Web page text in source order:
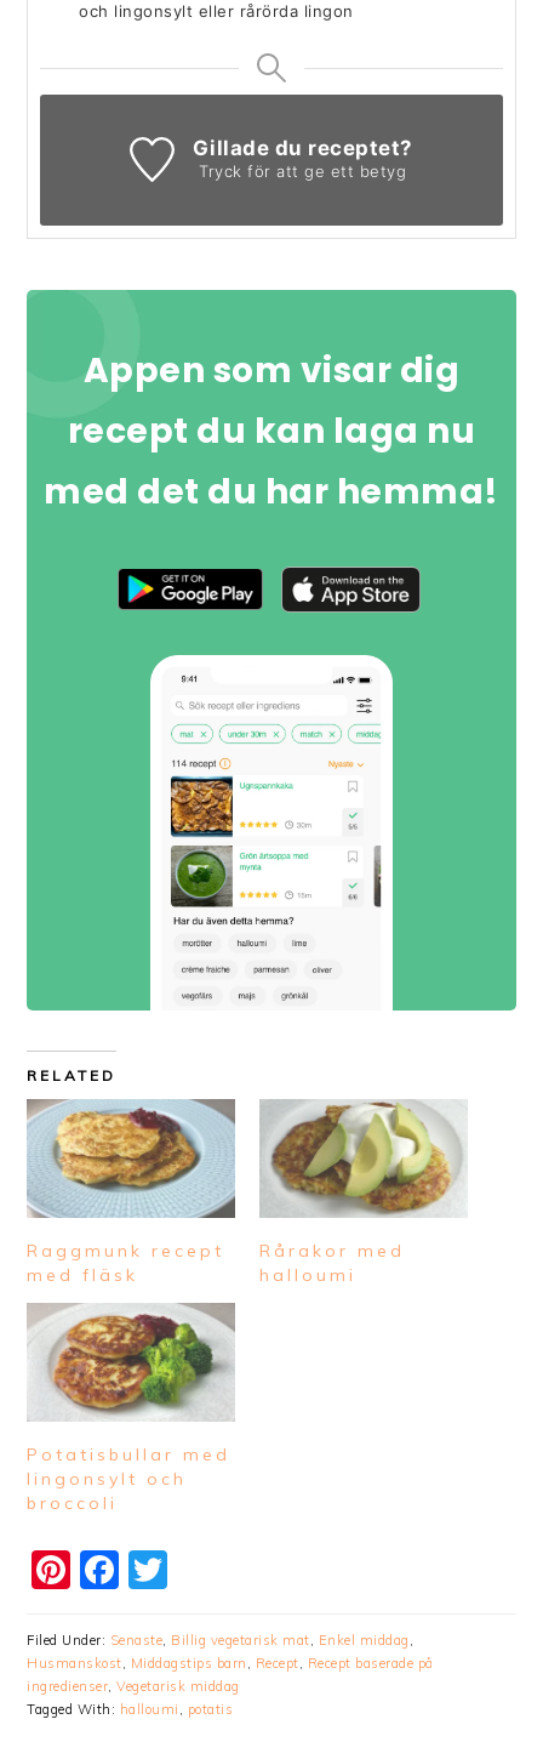
och lingonsylt eller rårörda lingon
Gillade du receptet?
Tryck för att ge ett betyg
Appen som visar dig
recept du kan laga nu
med det du har hemma!
RELATED
Raggmunk recept
med fläsk
Rårakor med
halloumi
Potatisbullar med
lingonsylt och
broccoli
Pinterest
Facebook
Filed Under: Senaste, Billig vegetarisk mat, Enkel middag ,
Husmanskost, Middagstips barn , Recept, Recept baserade på
ingredienser,Vegetarisk middag
Tagged With: halloumi , potatis